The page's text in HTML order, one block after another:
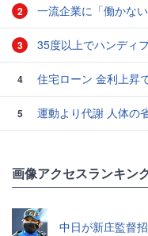
2 一流企業に「働かない
3 35度以上でハンディ
4 住宅ローン 金利上昇
5
運動より代謝 人体の
画像アクセスランキン
中日が新庄監督